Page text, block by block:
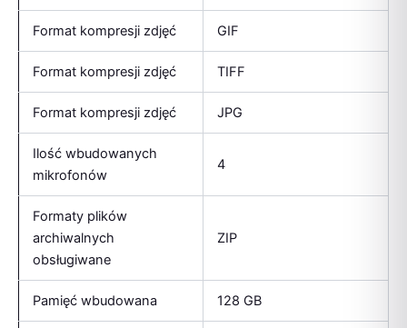
Format kompresji zdjęć GIF
Format kompresji zdjęć TIFF
Format kompresji zdjęć JPG
Ilość wbudowanych
mikrofonów
4
Formaty plików
archiwalnych
obsługiwane
ZIP
Pamięć wbudowana 128 GB